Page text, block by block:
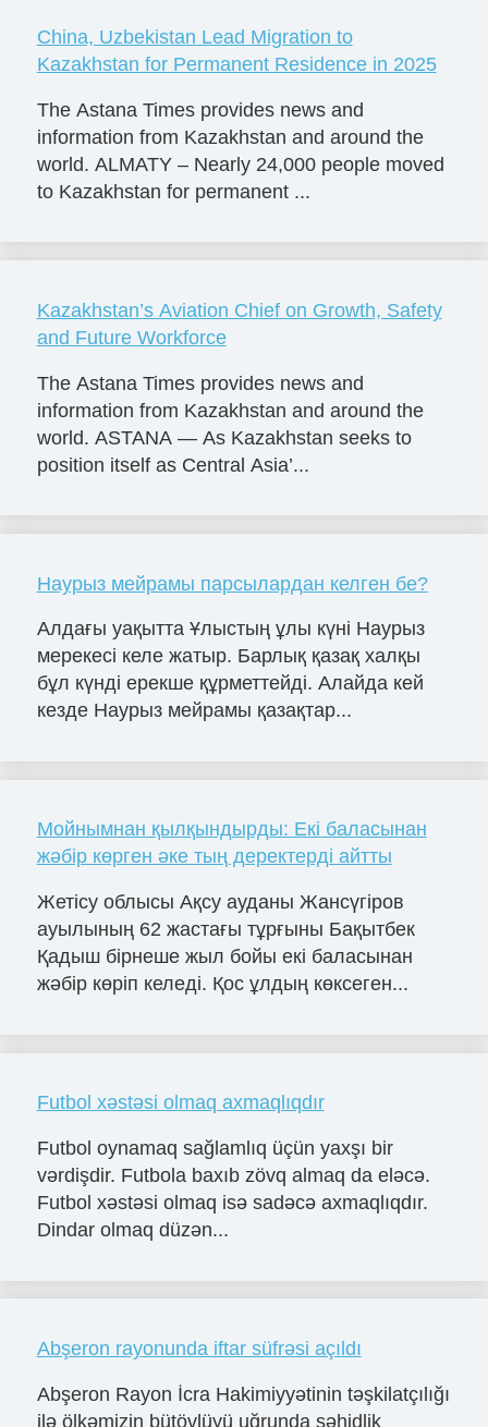
China, Uzbekistan Lead Migration to
Kazakhstan for Permanent Residence in 2025
The Astana Times provides news and
information from Kazakhstan and around the
world. ALMATY – Nearly 24,000 people moved
to Kazakhstan for permanent ...
Kazakhstan’s Aviation Chief on Growth, Safety
and Future Workforce
The Astana Times provides news and
information from Kazakhstan and around the
world. ASTANA — As Kazakhstan seeks to
position itself as Central Asia’...
Наурыз мейрамы парсылардан келген бе?
Алдағы уақытта Ұлыстың ұлы күні Наурыз
мерекесі келе жатыр. Барлық қазақ халқы
бұл күнді ерекше құрметтейді. Алайда кей
кезде Наурыз мейрамы қазақтар...
Мойнымнан қылқындырды: Екі баласынан
жәбір көрген әке тың деректерді айтты
Жетісу облысы Ақсу ауданы Жансүгіров
ауылының 62 жастағы тұрғыны Бақытбек
Қадыш бірнеше жыл бойы екі баласынан
жәбір көріп келеді. Қос ұлдың көксеген...
Futbol xəstəsi olmaq axmaqlıqdır
Futbol oynamaq sağlamlıq üçün yaxşı bir
vərdişdir. Futbola baxıb zövq almaq da eləcə.
Futbol xəstəsi olmaq isə sadəcə axmaqlıqdır.
Dindar olmaq düzən...
Abşeron rayonunda iftar süfrəsi açıldı
Abşeron Rayon İcra Hakimiyyətinin təşkilatçılığı
ilə ölkəmizin bütövlüyü uğrunda şəhidlik